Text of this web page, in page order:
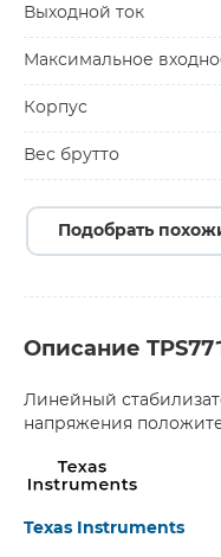
Выходной ток
Максимальное
Корпус
Вес брутто
Подобрать
Описание
Линейный
напряжения
Texas Instruments